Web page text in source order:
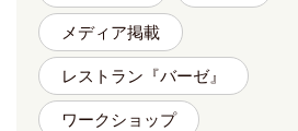
メディア掲載
レストラン『バーゼ』
ワークショップ